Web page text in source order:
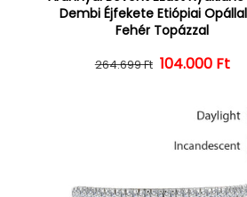
Dembi Éjfekete Etiópiai
Fehér Topázzal
Normál ár
264.699 Ft 104.000 Ft